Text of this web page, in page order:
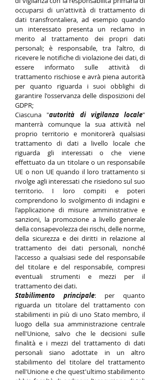
occuparsi di un'attività di trattamento di
dati transfrontaliera, ad esempio quando
un interessato presenta un reclamo in
merito al trattamento dei propri dati
personali; è responsabile, tra l'altro, di
ricevere le notifiche di violazione dei dati, di
essere informato sulle attività di
trattamento rischiose e avrà piena autorità
per quanto riguarda i suoi obblighi di
garantire l'osservanza delle disposizioni del
GDPR;
Ciascuna "autorità di vigilanza locale"
manterrà comunque la sua attività nel
proprio territorio e monitorerà qualsiasi
trattamento di dati a livello locale che
riguarda gli interessati o che viene
effettuato da un titolare o un responsabile
UE o non UE quando il loro trattamento si
rivolge agli interessati che risiedono sul suo
territorio. I loro compiti e poteri
comprendono lo svolgimento di indagini e
l'applicazione di misure amministrative e
sanzioni, la promozione a livello generale
della consapevolezza dei rischi, delle norme,
della sicurezza e dei diritti in relazione al
trattamento dei dati personali, nonché
l'accesso a qualsiasi sede del responsabile
del titolare e del responsabile, compresi
eventuali strumenti e mezzi per il
trattamento dei dati.
Stabilimento principale: per quanto
riguarda un titolare del trattamento con
stabilimenti in più di uno Stato membro, il
luogo della sua amministrazione centrale
nell'Unione, salvo che le decisioni sulle
finalità e i mezzi del trattamento di dati
personali siano adottate in un altro
stabilimento del titolare del trattamento
nell'Unione e che quest'ultimo stabilimento